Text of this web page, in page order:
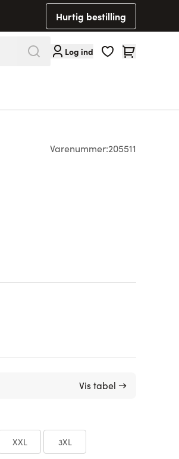
Hurtig bestilling
Log ind Cart
Varenummer:205511
Vis tabel →
XXL 3XL